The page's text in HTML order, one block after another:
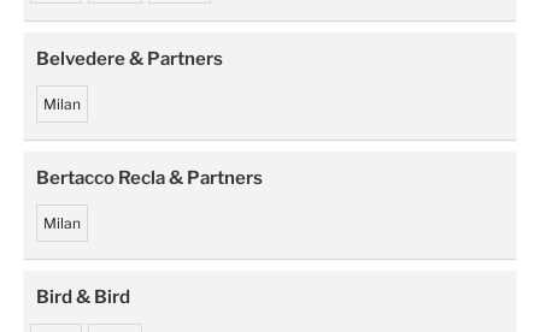
Belvedere & Partners
Milan
Bertacco Recla & Partners
Milan
Bird & Bird